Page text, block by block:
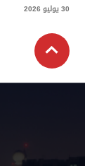
30 يوليو 2026